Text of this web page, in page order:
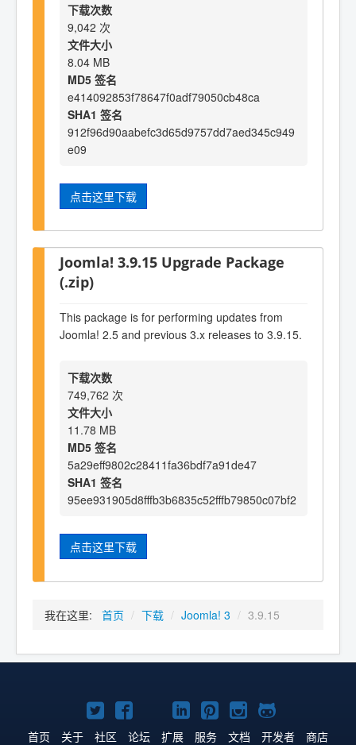
下载次数
9,042 次
文件大小
8.04 MB
MD5 签名
e414092853f78647f0adf79050cb48ca
SHA1 签名
912f96d90aabefc3d65d9757dd7aed345c949
e09
点击这里下载
Joomla! 3.9.15 Upgrade Package
(.zip)
This package is for performing updates from
Joomla! 2.5 and previous 3.x releases to 3.9.15.
下载次数
749,762 次
文件大小
11.78 MB
MD5 签名
5a29eff9802c28411fa36bdf7a91de47
SHA1 签名
95ee931905d8fffb3b6835c52fffb79850c07bf2
点击这里下载
我在这里: 首页 / 下载 / Joomla! 3 / 3.9.15
Twitter
主
Facebook
主
YouTube
主
LinkedIn
主
Pinterest
主
Instagram
主
GitHub
主
首页 关于 社区 论坛 扩展 服务 文档 开发者 商店